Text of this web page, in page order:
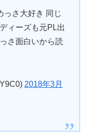
っさ大好き 同じ
ィーズも元PL出
さ面白いから読
2018年3月